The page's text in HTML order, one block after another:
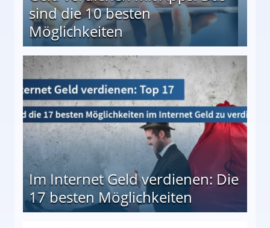
sind die 10 besten
Möglichkeiten
besten Möglichkeiten
Im Internet Geld verdienen: Die
17 besten Möglichkeiten